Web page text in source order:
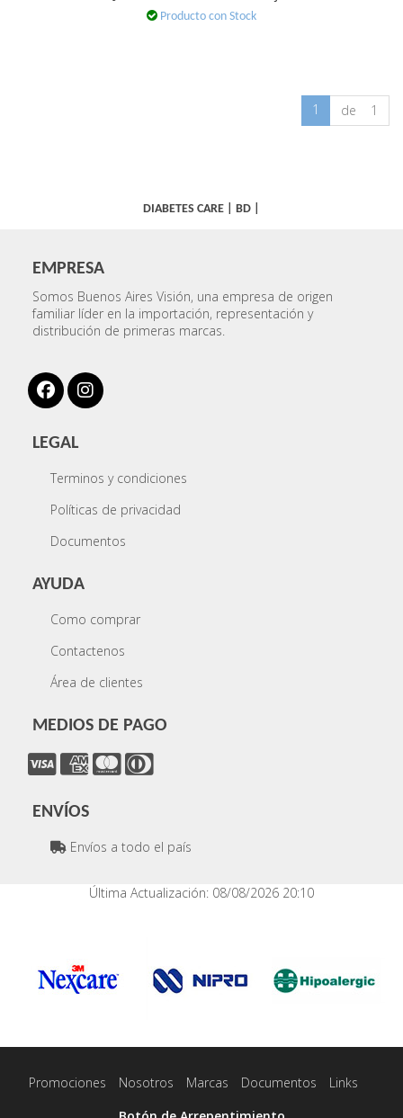
Producto con Stock
1 de 1
DIABETES CARE BD
EMPRESA
Somos Buenos Aires Visión, una empresa de origen
familiar líder en la importación, representación y
distribución de primeras marcas.
LEGAL
Terminos y condiciones
Políticas de privacidad
Documentos
AYUDA
Como comprar
Contactenos
Área de clientes
MEDIOS DE PAGO
ENVÍOS
Envíos a todo el país
Última Actualización: 08/08/2026 20:10
Promociones Nosotros Marcas Documentos
Links